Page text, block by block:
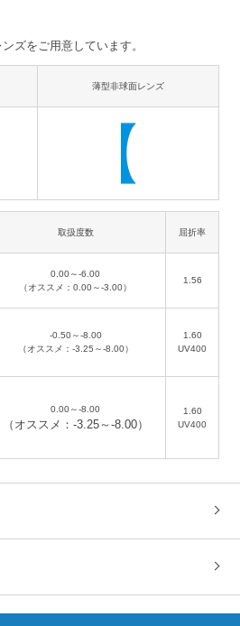
ズをご用意しています。
薄型非球面レンズ
取扱度数 屈折率
0.00～-6.00
（オススメ：0.00～-3.00）
1.56
-0.50～-8.00
（オススメ：-3.25～-8.00）
1.60
UV400
0.00～-8.00
（オススメ：-3.25～-8.00）
1.60
UV400